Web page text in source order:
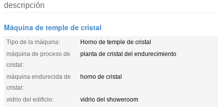
descripción
Máquina de temple de cristal
Tipo de la máquina:
Horno de temple de cristal
máquina de proceso de
cristal:
planta de cristal del endurecimiento
máquina endurecida de
cristal:
horno de cristal
vidrio del edificio:
vidrio del showeroom